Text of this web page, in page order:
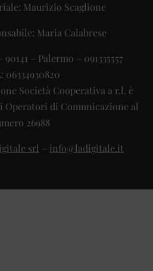
Maurizio Scaglione
Maria Calabrese
– Palermo – 091335557
06334930820
Società Cooperativa a r.l. è
Operatori di Comunicazione al
26988
srl – info@ladigitale.it